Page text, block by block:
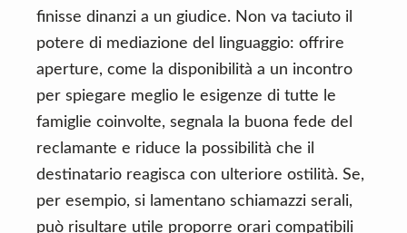
finisse dinanzi a un giudice. Non va taciuto il
potere di mediazione del linguaggio: offrire
aperture, come la disponibilità a un incontro
per spiegare meglio le esigenze di tutte le
famiglie coinvolte, segnala la buona fede del
reclamante e riduce la possibilità che il
destinatario reagisca con ulteriore ostilità. Se,
per esempio, si lamentano schiamazzi serali,
può risultare utile proporre orari compatibili